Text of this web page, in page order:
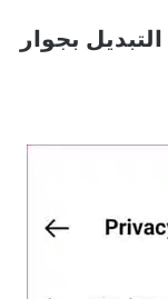
التبديل بجوار